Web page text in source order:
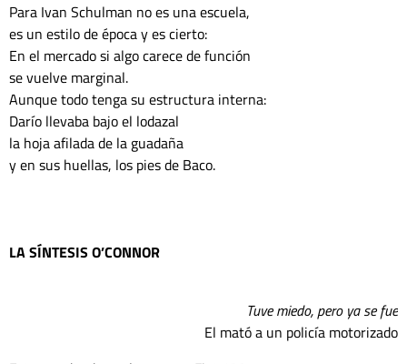
Para Ivan Schulman no es una escuela,
es un estilo de época y es cierto:
En el mercado si algo carece de función
se vuelve marginal.
Aunque todo tenga su estructura interna:
Darío llevaba bajo el lodazal
la hoja afilada de la guadaña
y en sus huellas, los pies de Baco.
LA SÍNTESIS O’CONNOR
Tuve miedo, pero ya se fue
El mató a un policía motorizado